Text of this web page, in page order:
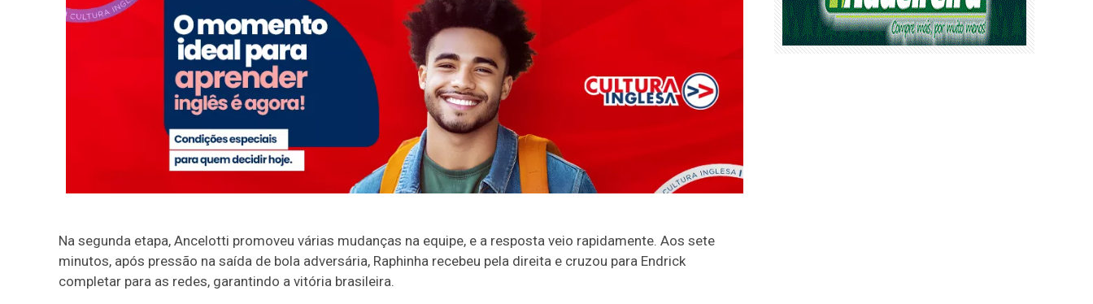
Na segunda etapa, Ancelotti promoveu várias mudanças na equipe, e a resposta veio rapidamente. Aos sete
minutos, após pressão na saída de bola adversária, Raphinha recebeu pela direita e cruzou para Endrick
completar para as redes, garantindo a vitória brasileira.